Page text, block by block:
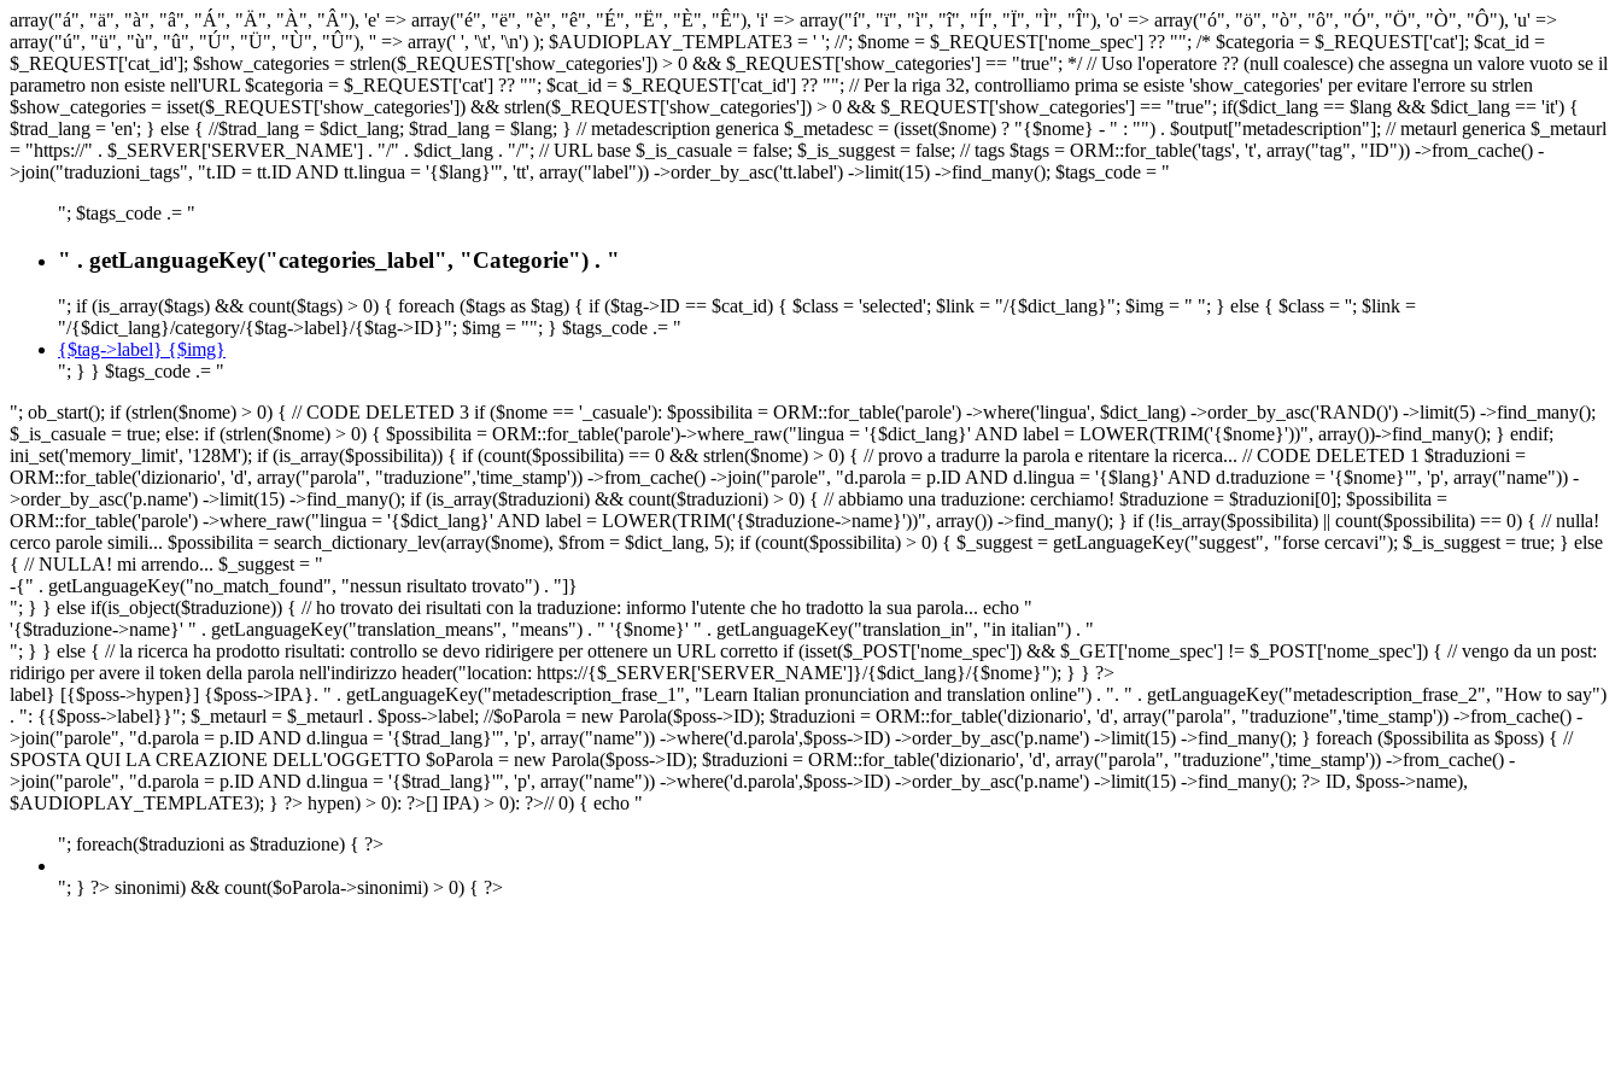
array("á", "ä", "à", "â", "Á", "Ä", "À", "Â"), 'e' => array("é", "ë", "è", "ê", "É", "Ë", "È", "Ê"), 'i' => array("í", "ï", "ì", "î", "Í", "Ï", "Ì", "Î"), 'o' => array("ó", "ö", "ò", "ô", "Ó", "Ö", "Ò", "Ô"), 'u' =>
array("ú", "ü", "ù", "û", "Ú", "Ü", "Ù", "Û"), '' => array(' ', '\t', '\n') ); $AUDIOPLAY_TEMPLATE3 = ' '; //'; $nome = $_REQUEST['nome_spec'] ?? ""; /* $categoria = $_REQUEST['cat']; $cat_id =
$_REQUEST['cat_id']; $show_categories = strlen($_REQUEST['show_categories']) > 0 && $_REQUEST['show_categories'] == "true"; */ // Uso l'operatore ?? (null coalesce) che assegna un valore vuoto se il
parametro non esiste nell'URL $categoria = $_REQUEST['cat'] ?? ""; $cat_id = $_REQUEST['cat_id'] ?? ""; // Per la riga 32, controlliamo prima se esiste 'show_categories' per evitare l'errore su strlen
$show_categories = isset($_REQUEST['show_categories']) && strlen($_REQUEST['show_categories']) > 0 && $_REQUEST['show_categories'] == "true"; if($dict_lang == $lang && $dict_lang == 'it') {
$trad_lang = 'en'; } else { //$trad_lang = $dict_lang; $trad_lang = $lang; } // metadescription generica $_metadesc = (isset($nome) ? "{$nome} - " : "") . $output["metadescription"]; // metaurl generica $_metaurl
= "https://" . $_SERVER['SERVER_NAME'] . "/" . $dict_lang . "/"; // URL base $_is_casuale = false; $_is_suggest = false; // tags $tags = ORM::for_table('tags', 't', array("tag", "ID")) ->from_cache() -
>join("traduzioni_tags", "t.ID = tt.ID AND tt.lingua = '{$lang}'", 'tt', array("label")) ->order_by_asc('tt.label') ->limit(15) ->find_many(); $tags_code = "
"; $tags_code .= "
" . getLanguageKey("categories_label", "Categorie") . "
"; if (is_array($tags) && count($tags) > 0) { foreach ($tags as $tag) { if ($tag->ID == $cat_id) { $class = 'selected'; $link = "/{$dict_lang}"; $img = " "; } else { $class = ''; $link =
"/{$dict_lang}/category/{$tag->label}/{$tag->ID}"; $img = ""; } $tags_code .= "
{$tag->label} {$img}
"; } } $tags_code .= "
"; ob_start(); if (strlen($nome) > 0) { // CODE DELETED 3 if ($nome == '_casuale'): $possibilita = ORM::for_table('parole') ->where('lingua', $dict_lang) ->order_by_asc('RAND()') ->limit(5) ->find_many();
$_is_casuale = true; else: if (strlen($nome) > 0) { $possibilita = ORM::for_table('parole')->where_raw("lingua = '{$dict_lang}' AND label = LOWER(TRIM('{$nome}'))", array())->find_many(); } endif;
ini_set('memory_limit', '128M'); if (is_array($possibilita)) { if (count($possibilita) == 0 && strlen($nome) > 0) { // provo a tradurre la parola e ritentare la ricerca... // CODE DELETED 1 $traduzioni =
ORM::for_table('dizionario', 'd', array("parola", "traduzione",'time_stamp')) ->from_cache() ->join("parole", "d.parola = p.ID AND d.lingua = '{$lang}' AND d.traduzione = '{$nome}'", 'p', array("name")) -
>order_by_asc('p.name') ->limit(15) ->find_many(); if (is_array($traduzioni) && count($traduzioni) > 0) { // abbiamo una traduzione: cerchiamo! $traduzione = $traduzioni[0]; $possibilita =
ORM::for_table('parole') ->where_raw("lingua = '{$dict_lang}' AND label = LOWER(TRIM('{$traduzione->name}'))", array()) ->find_many(); } if (!is_array($possibilita) || count($possibilita) == 0) { // nulla!
cerco parole simili... $possibilita = search_dictionary_lev(array($nome), $from = $dict_lang, 5); if (count($possibilita) > 0) { $_suggest = getLanguageKey("suggest", "forse cercavi"); $_is_suggest = true; } else
{ // NULLA! mi arrendo... $_suggest = "
-{" . getLanguageKey("no_match_found", "nessun risultato trovato") . "]}
"; } } else if(is_object($traduzione)) { // ho trovato dei risultati con la traduzione: informo l'utente che ho tradotto la sua parola... echo "
'{$traduzione->name}' " . getLanguageKey("translation_means", "means") . " '{$nome}' " . getLanguageKey("translation_in", "in italian") . "
"; } } else { // la ricerca ha prodotto risultati: controllo se devo ridirigere per ottenere un URL corretto if (isset($_POST['nome_spec']) && $_GET['nome_spec'] != $_POST['nome_spec']) { // vengo da un post:
ridirigo per avere il token della parola nell'indirizzo header("location: https://{$_SERVER['SERVER_NAME']}/{$dict_lang}/{$nome}"); } } ?>
label} [{$poss->hypen}] {$poss->IPA}. " . getLanguageKey("metadescription_frase_1", "Learn Italian pronunciation and translation online") . ". " . getLanguageKey("metadescription_frase_2", "How to say")
. ": {{$poss->label}}"; $_metaurl = $_metaurl . $poss->label; //$oParola = new Parola($poss->ID); $traduzioni = ORM::for_table('dizionario', 'd', array("parola", "traduzione",'time_stamp')) ->from_cache() -
>join("parole", "d.parola = p.ID AND d.lingua = '{$trad_lang}'", 'p', array("name")) ->where('d.parola',$poss->ID) ->order_by_asc('p.name') ->limit(15) ->find_many(); } foreach ($possibilita as $poss) { //
SPOSTA QUI LA CREAZIONE DELL'OGGETTO $oParola = new Parola($poss->ID); $traduzioni = ORM::for_table('dizionario', 'd', array("parola", "traduzione",'time_stamp')) ->from_cache() -
>join("parole", "d.parola = p.ID AND d.lingua = '{$trad_lang}'", 'p', array("name")) ->where('d.parola',$poss->ID) ->order_by_asc('p.name') ->limit(15) ->find_many(); ?> ID, $poss->name),
$AUDIOPLAY_TEMPLATE3); } ?> hypen) > 0): ?>[] IPA) > 0): ?>// 0) { echo "
"; foreach($traduzioni as $traduzione) { ?>
"; } ?> sinonimi) && count($oParola->sinonimi) > 0) { ?>